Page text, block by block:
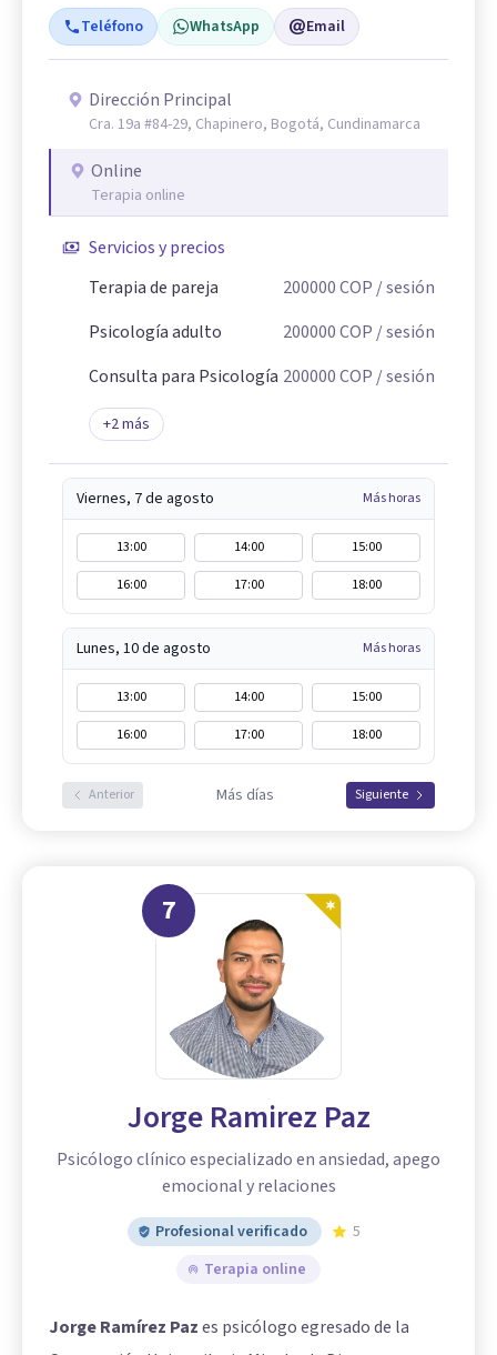
Teléfono WhatsApp Email
Dirección Principal
Cra. 19a #84-29, Chapinero, Bogotá, Cundinamarca
Online
Terapia online
Servicios y precios
Terapia de pareja
200000COP / sesión
Psicología adulto
200000COP / sesión
Consulta para Psicología 200000COP / sesión
+2más
Viernes, 7 de agosto Más horas
13:00 14:00
15:00
16:00
17:00 18:00
Lunes, 10 de agosto Más horas
13:00 14:00
15:00
16:00
17:00 18:00
Anterior Más días Siguiente
7
Jorge Ramirez Paz
Psicólogo clínico especializado en ansiedad, apego
emocional y relaciones
Profesional verificado
5
Terapia online
Jorge Ramírez Pazes psicólogo egresado de la